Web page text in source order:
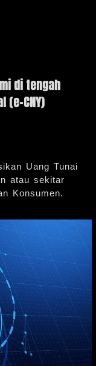
di tengah
(e-CNY)
Uang Tunai
atau sekitar
Konsumen.